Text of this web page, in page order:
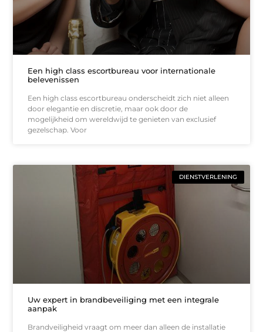
Een high class escortbureau voor internationale
belevenissen
Een high class escortbureau onderscheidt zich niet alleen
door elegantie en discretie, maar ook door de
mogelijkheid om wereldwijd te genieten van exclusief
gezelschap. Voor
DIENSTVERLENING
Uw expert in brandbeveiliging met een integrale
aanpak
Brandveiligheid vraagt om meer dan alleen de installatie